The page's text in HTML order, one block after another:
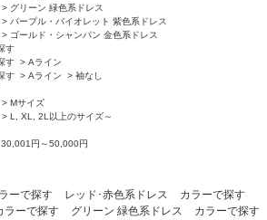
> グリーン 緑色系ドレス
> パープル・バイオレット 紫色系ドレス
> ゴールド・シャンパン 金色系ドレス
す
す > Aライン
す > Aライン > 袖なし
> Mサイズ
> L, XL, 2L以上のサイズ～
30,001円～50,000円
ーで探す レッド･赤色系ドレス
カラーで探す
ラーで探す グリーン 緑色系ドレス
カラーで探す